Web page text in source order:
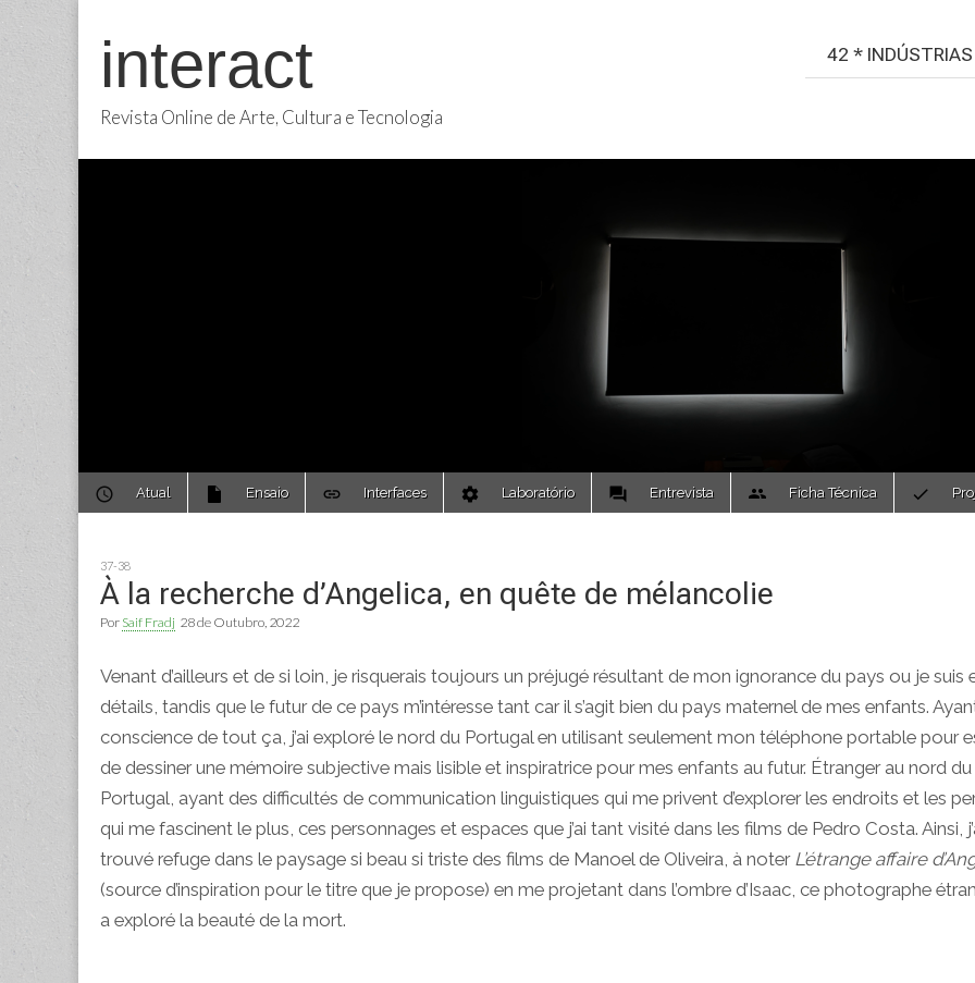
interact
Revista Online de Arte, Cultura e Tecnologia
42 * INDÚSTRIAS
Main
menu
Skip
Atual Ensaio Interfaces Laboratório Entrevista Ficha Técnica
37-38
À la recherche d’Angelica, en quête de mélancolie
Por Saif Fradj 28 de Outubro, 2022
Venant d’ailleurs et de si loin, je risquerais toujours un préjugé résultant de mon ignorance du pays ou je suis
détails, tandis que le futur de ce pays m’intéresse tant car il s’agit bien du pays maternel de mes enfants.
conscience de tout ça, j’ai exploré le nord du Portugal en utilisant seulement mon téléphone portable pour
de dessiner une mémoire subjective mais lisible et inspiratrice pour mes enfants au futur. Étranger au nord du
Portugal, ayant des difficultés de communication linguistiques qui me privent d’explorer les endroits et les
qui me fascinent le plus, ces personnages et espaces que j’ai tant visité dans les films de Pedro Costa. Ainsi,
trouvé refuge dans le paysage si beau si triste des films de Manoel de Oliveira, à noter L’étrange affaire
(source d’inspiration pour le titre que je propose) en me projetant dans l’ombre d’Isaac, ce photographe
a exploré la beauté de la mort.